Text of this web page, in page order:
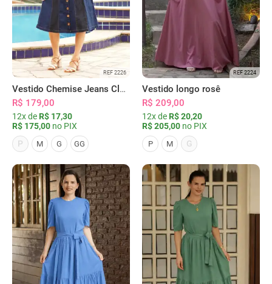
REF 2226
Vestido Chemise Jeans Clássica Serena
R$ 179,00
12x de R$ 17,30
R$ 175,00 no PIX
P
M G GG
REF 2224
Vestido longo rosê
R$ 209,00
12x de R$ 20,20
R$ 205,00 no PIX
P M G